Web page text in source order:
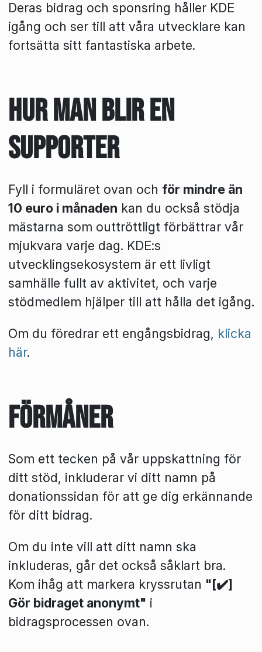
Deras bidrag och sponsring håller KDE
igång och ser till att våra utvecklare kan
fortsätta sitt fantastiska arbete.
Hur man blir en
supporter
Fyll i formuläret ovan och för mindre än
10 euro i månaden kan du också stödja
mästarna som outtröttligt förbättrar vår
mjukvara varje dag. KDE:s
utvecklingsekosystem är ett livligt
samhälle fullt av aktivitet, och varje
stödmedlem hjälper till att hålla det igång.
Om du föredrar ett engångsbidrag, klicka
här.
Förmåner
Som ett tecken på vår uppskattning för
ditt stöd, inkluderar vi ditt namn på
donationssidan för att ge dig erkännande
för ditt bidrag.
Om du inte vill att ditt namn ska
inkluderas, går det också såklart bra.
Kom ihåg att markera kryssrutan "[✔️]
Gör bidraget anonymt" i
bidragsprocessen ovan.